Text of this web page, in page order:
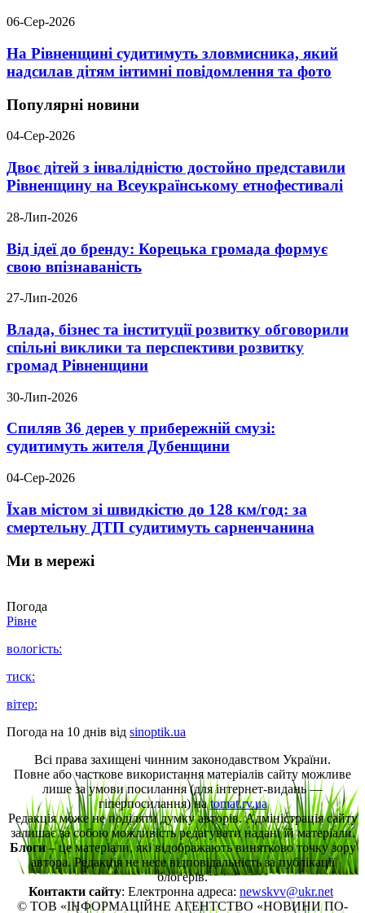
06-Сер-2026
На Рівненщині судитимуть зловмисника, який
надсилав дітям інтимні повідомлення та фото
Популярні новини
04-Сер-2026
Двоє дітей з інвалідністю достойно представили
Рівненщину на Всеукраїнському етнофестивалі
28-Лип-2026
Від ідеї до бренду: Корецька громада формує
свою впізнаваність
27-Лип-2026
Влада, бізнес та інституції розвитку обговорили
спільні виклики та перспективи розвитку
громад Рівненщини
30-Лип-2026
Спиляв 36 дерев у прибережній смузі:
судитимуть жителя Дубенщини
04-Сер-2026
Їхав містом зі швидкістю до 128 км/год: за
смертельну ДТП судитимуть сарненчанина
Ми в мережі
Погода
Рівне
вологість:
тиск:
вітер:
Погода на 10 днів від sinoptik.ua
Всі права захищені чинним законодавством України.
Повне або часткове використання матеріалів сайту можливе
лише за умови посилання (для інтернет-видань —
гіперпосилання) наtomat.rv.ua
Редакція може не поділяти думку авторів. Адміністрація сайту
залишає за собою можливість редагувати надані їй матеріали.
Блоги– це матеріали, які відображають винятково точку зору
автора. Редакція не несе відповідальність за публікації
блогерів.
Контакти сайту: Електронна адреса: newskvv@ukr.net
© ТОВ «ІНФОРМАЦІЙНЕ АГЕНТСТВО «НОВИНИ ПО-